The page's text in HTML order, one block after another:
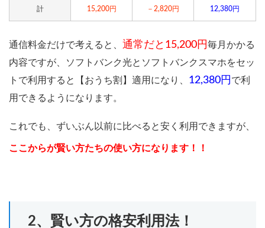
計 15,200円 －2,820円 12,380円
通信料金だけで考えると、 通常だと15,200円毎月かかる
内容ですが、ソフトバンク光とソフトバンクスマホをセッ
トで利用すると【おうち割】適用になり、 12,380円 で利
用できるようになります。
これでも、ずいぶん以前に比べると安く利用できますが、
ここからが賢い方たちの使い方になります！！
2、賢い方の格安利用法！